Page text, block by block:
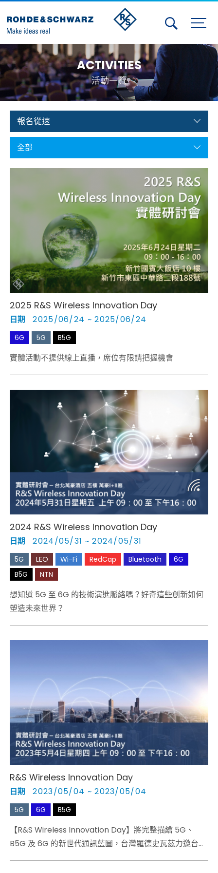
Activities
Contact Us
Member
Calendar
Member Login
Aerospace | Defense | Security
Broadcast and Media
Cybersecurity
ACTIVITIES
活動一覽
報名從速
全部
2025 R&S Wireless Innovation Day
日期 2025/06/24 ~ 2025/06/24
6G 5G B5G
實體活動不提供線上直播，席位有限請把握機會
2024 R&S Wireless Innovation Day
日期 2024/05/31 ~ 2024/05/31
5G LEO Wi-Fi RedCap Bluetooth
6G
B5G
NTN
想知道 5G 至 6G 的技術演進脈絡嗎？好奇這些創新如何
塑造未來世界？
R&S Wireless Innovation Day​
日期 2023/05/04 ~ 2023/05/04
5G 6G B5G
【R&S Wireless Innovation Day】將完整描繪 5G、
B5G 及 6G 的新世代通訊藍圖，台灣羅德史瓦茲力邀台灣